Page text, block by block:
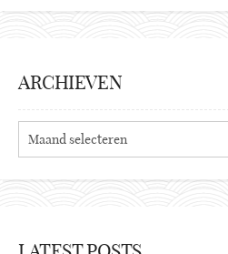
ARCHIEVEN